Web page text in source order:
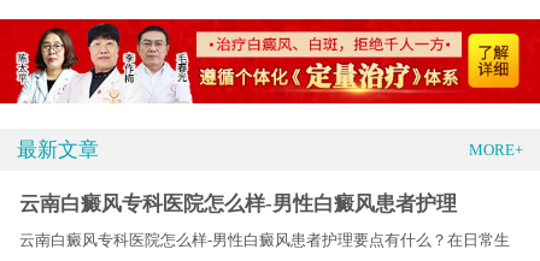
最新文章 MORE+
云南白癜风专科医院怎么样-男性白癜风患者护理
云南白癜风专科医院怎么样-男性白癜风患者护理要点有什么？在日常生